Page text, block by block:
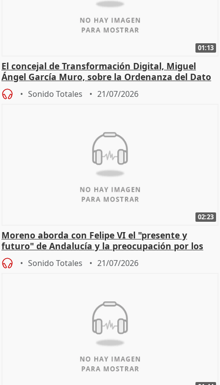
01:13
El concejal de Transformación Digital, Miguel
Ángel García Muro, sobre la Ordenanza del Dato
Sonido Totales 21/07/2026
02:23
Moreno aborda con Felipe VI el "presente y
futuro" de Andalucía y la preocupación por los
incendios
Sonido Totales 21/07/2026